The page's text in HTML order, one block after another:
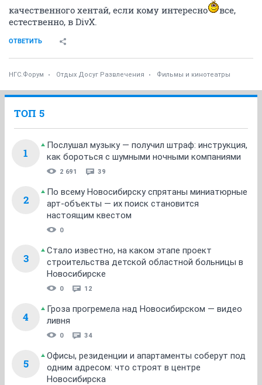
качественного хентай, если кому интересно
все,
естественно, в DivX.
ОТВЕТИТЬ
НГС.Форум Отдых Досуг Развлечения Фильмы и кинотеатры
ТОП 5
1
Послушал музыку — получил штраф: инструкция,
как бороться с шумными ночными компаниями
2 691 39
2
По всему Новосибирску спрятаны миниатюрные
арт-объекты — их поиск становится
настоящим квестом
0
3
Стало известно, на каком этапе проект
строительства детской областной больницы в
Новосибирске
0 12
4
Гроза прогремела над Новосибирском — видео
ливня
0 34
5
Офисы, резиденции и апартаменты соберут под
одним адресом: что строят в центре
Новосибирска